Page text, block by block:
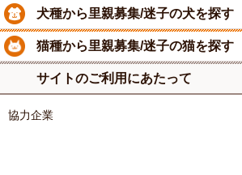
犬種から里親募集/迷子の犬を探す
猫種から里親募集/迷子の猫を探す
サイトのご利用にあたって
協力企業